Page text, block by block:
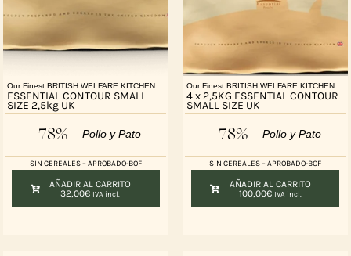
Our Finest BRITISH WELFARE KITCHEN
ESSENTIAL CONTOUR SMALL
SIZE 2,5kg UK
78% Pollo y Pato
SIN CEREALES – APROBADO-BOF
AÑADIR AL CARRITO
32,00€ IVA incl.
Our Finest BRITISH WELFARE KITCHEN
4 x 2,5KG ESSENTIAL CONTOUR
SMALL SIZE UK
78% Pollo y Pato
SIN CEREALES – APROBADO-BOF
AÑADIR AL CARRITO
100,00€ IVA incl.